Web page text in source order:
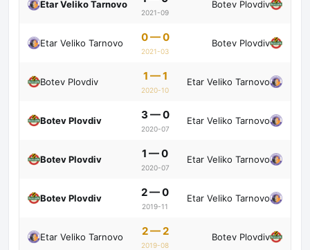
Etar Veliko Tarnovo
2021-09
Botev Plovdiv
Etar Veliko Tarnovo 0 — 0
2021-03
Botev Plovdiv
Botev Plovdiv 1 — 1
2020-10
Etar Veliko Tarnovo
Botev Plovdiv 3 — 0
2020-07
Etar Veliko Tarnovo
Botev Plovdiv 1 — 0
2020-07
Etar Veliko Tarnovo
Botev Plovdiv 2 — 0
2019-11
Etar Veliko Tarnovo
Etar Veliko Tarnovo 2 — 2
2019-08
Botev Plovdiv